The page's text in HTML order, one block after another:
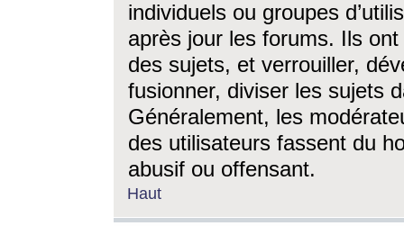
individuels ou groupes
après jour les forums. Ils ont
des sujets, et verrouiller,
fusionner, diviser les sujets
Généralement, les
des utilisateurs fassent du
abusif ou offensant.
Haut